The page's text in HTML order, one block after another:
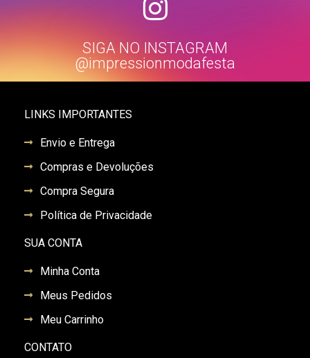
SIGA NO INSTAGRAM
@impressionmodafesta
LINKS IMPORTANTES
Envio e Entrega
Compras e Devoluções
Compra Segura
Política de Privacidade
SUA CONTA
Minha Conta
Meus Pedidos
Meu Carrinho
CONTATO